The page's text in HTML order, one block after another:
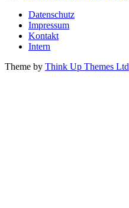
Datenschutz
Impressum
Kontakt
Intern
Theme by Think Up Themes Ltd